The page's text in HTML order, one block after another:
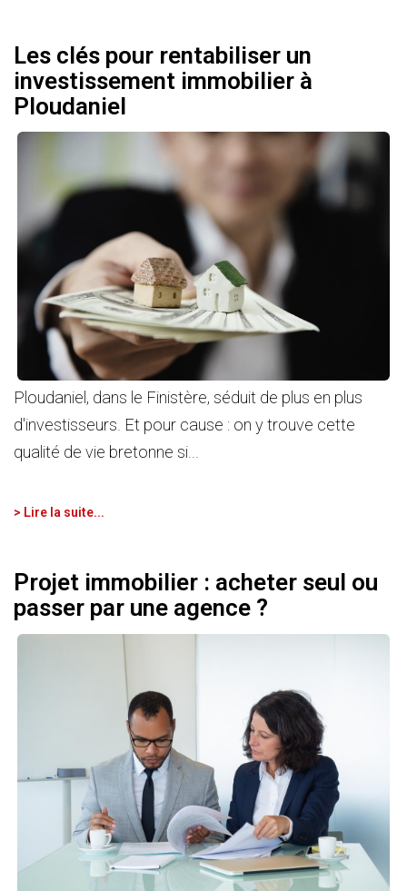
Les clés pour rentabiliser un
investissement immobilier à
Ploudaniel
Ploudaniel, dans le Finistère, séduit de plus en plus
d'investisseurs. Et pour cause : on y trouve cette
qualité de vie bretonne si...
> Lire la suite...
Projet immobilier : acheter seul ou
passer par une agence ?